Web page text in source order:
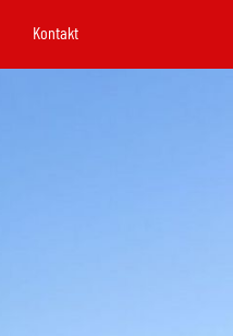
Kontakt